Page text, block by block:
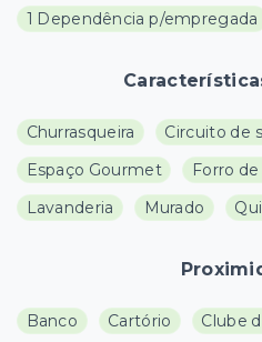
1 Dependência p/empregada
Churrasqueira
Circuito de
Espaço Gourmet
Forro
Lavanderia
Murado
Banco Cartório Clube